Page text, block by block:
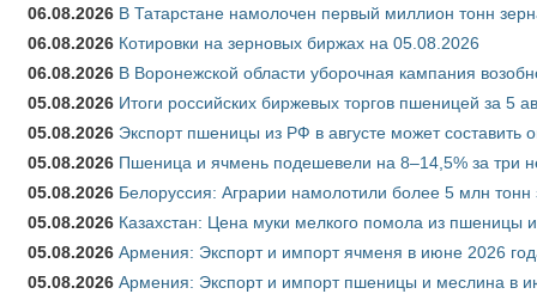
06.08.2026 В Татарстане намолочен первый миллион тонн
06.08.2026 Котировки на зерновых биржах на 05.08.2026
06.08.2026 В Воронежской области уборочная кампания
05.08.2026 Итоги российских биржевых торгов пшеницей за 5
05.08.2026 Экспорт пшеницы из РФ в августе может составить
05.08.2026 Пшеница и ячмень подешевели на 8–14,5% за три
05.08.2026 Белоруссия: Аграрии намолотили более 5 млн тонн
05.08.2026 Казахстан: Цена муки мелкого помола из пшеницы
05.08.2026 Армения: Экспорт и импорт ячменя в июне 2026
05.08.2026 Армения: Экспорт и импорт пшеницы и меслина в